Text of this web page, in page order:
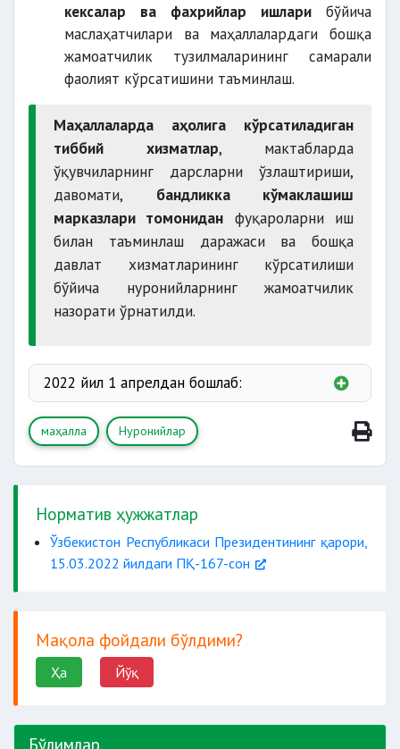
кексалар ва фахрийлар ишлари бўйича
маслаҳатчилари ва маҳаллалардаги бошқа
жамоатчилик тузилмаларининг самарали
фаолият кўрсатишини таъминлаш.
Маҳаллаларда аҳолига кўрсатиладиган
тиббий хизматлар, мактабларда
ўқувчиларнинг дарсларни ўзлаштириши,
давомати, бандликка кўмаклашиш
марказлари томонидан фуқароларни иш
билан таъминлаш даражаси ва бошқа
давлат хизматларининг кўрсатилиши
бўйича нуронийларнинг жамоатчилик
назорати ўрнатилди.
2022 йил 1 апрелдан бошлаб:
ортопедия мосламалари олиб берилади
ҳамда жарроҳлик амалиётларининг
харажатлари қопланади;
маҳалла Нуронийлар
Норматив ҳужжатлар
Ўзбекистон Республикаси Президентининг қарори,
15.03.2022 йилдаги ПҚ-167-сон
Мақола фойдали бўлдими?
Ҳа Йўқ
Бўлимлар